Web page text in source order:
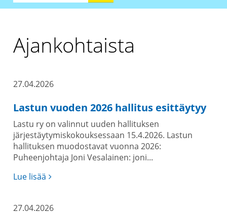
Ajankohtaista
27.04.2026
Lastun vuoden 2026 hallitus esittäytyy
Lastu ry on valinnut uuden hallituksen
järjestäytymiskokouksessaan 15.4.2026. Lastun
hallituksen muodostavat vuonna 2026:
Puheenjohtaja Joni Vesalainen: joni...
Lue lisää
27.04.2026